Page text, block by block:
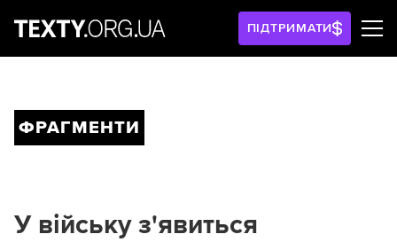
ПІДТРИМАТИ
ФРАГМЕНТИ
У війську з'явиться